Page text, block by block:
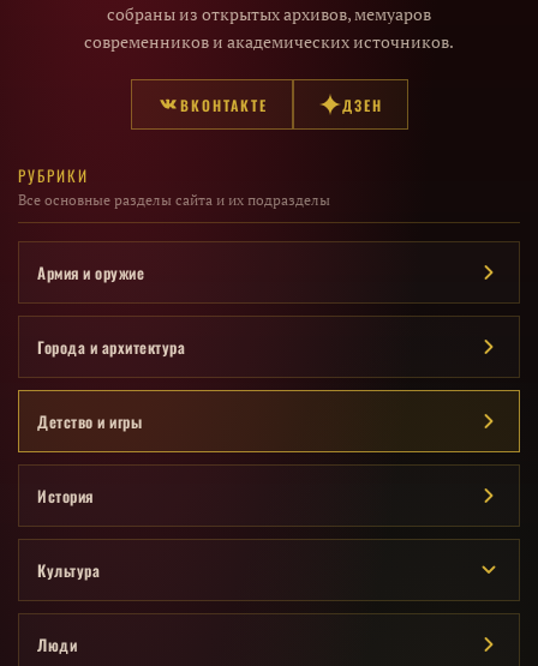
собраны из открытых архивов, мемуаров
современников и академических источников.
ВКОНТАКТЕ ДЗЕН
РУБРИКИ
Все основные разделы сайта и их подразделы
Армия и оружие
Города и архитектура
Детство и игры
История
Культура
Люди